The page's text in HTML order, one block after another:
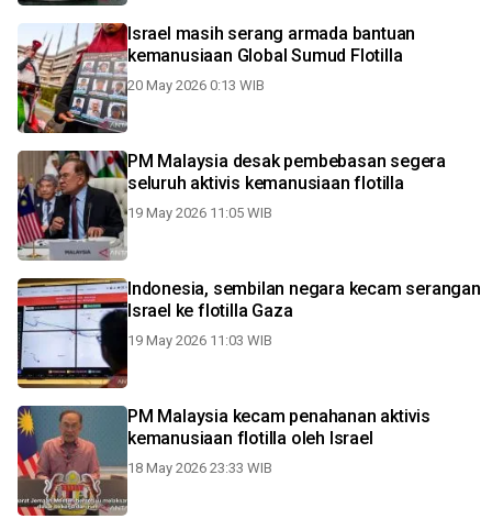
Israel masih serang armada bantuan
kemanusiaan Global Sumud Flotilla
20 May 2026 0:13 WIB
PM Malaysia desak pembebasan segera
seluruh aktivis kemanusiaan flotilla
19 May 2026 11:05 WIB
Indonesia, sembilan negara kecam serangan
Israel ke flotilla Gaza
19 May 2026 11:03 WIB
PM Malaysia kecam penahanan aktivis
kemanusiaan flotilla oleh Israel
18 May 2026 23:33 WIB